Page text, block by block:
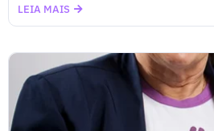
LEIA MAIS